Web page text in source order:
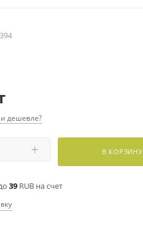
дешевле?
В КОРЗИНУ
39RUB на счет